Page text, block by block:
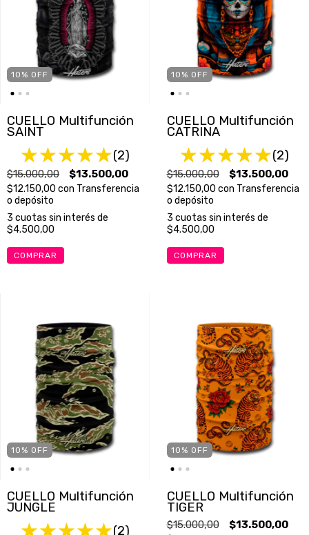
10 % OFF
CUELLO Multifunción
SAINT
(2)
$15.000,00 $13.500,00
$12.150,00 con Transferencia
o depósito
3 cuotas sin interés de
$4.500,00
10 % OFF
CUELLO Multifunción
CATRINA
(2)
$15.000,00 $13.500,00
$12.150,00 con Transferencia
o depósito
3 cuotas sin interés de
$4.500,00
10 % OFF
CUELLO Multifunción
JUNGLE
(2)
10 % OFF
CUELLO Multifunción
TIGER
$15.000,00 $13.500,00